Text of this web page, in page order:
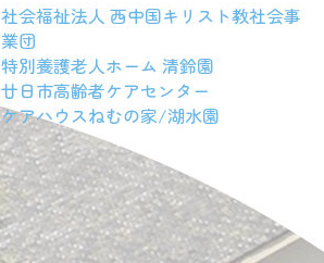
社会福祉法人 西中国キリスト教社会事
業団
特別養護老人ホーム 清鈴園
廿日市高齢者ケアセンター
ケアハウスねむの家/湖水園